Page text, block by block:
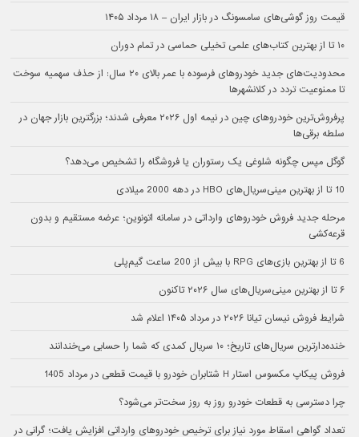
قیمت روز گوشی‌های سامسونگ در بازار ایران – ۱۸ مرداد ۱۴۰۵
۱۰ تا از بهترین کتاب‌های علمی تخیلی حماسی در تمام دوران
محدودیت‌های جدید خودروهای فرسوده با عمر بالای ۲۰ سال: از حذف سهمیه سوخت
تا ممنوعیت تردد در کلانشهرها
پرفروش‌ترین خودروهای چین در نیمه اول ۲۰۲۶ معرفی شدند؛ بزرگترین بازار جهان در
سلطه برقی‌ها
گوگل مپس چگونه شلوغی یک رستوران یا فروشگاه را تشخیص می‌دهد؟
10 تا از بهترین مینی‌سریال‌های HBO در دهه 2000 میلادی
مرحله جدید فروش خودروهای وارداتی در سامانه اتونوین؛ عرضه مستقیم و بدون
قرعه‌کشی
6 تا از بهترین بازی‌های RPG با بیش از 200 ساعت گیم‌پلی
۶ تا از بهترین مینی‌سریال‌های سال ۲۰۲۶ تاکنون
شرایط فروش نیسان تیانا ۲۰۲۶ در مرداد ۱۴۰۵ اعلام شد
خنده‌دارترین سریال‌های تاریخ؛ ۱۰ سریال کمدی که شما را حسابی می‌خندانند
فروش پیکاپ مکسوس استار H شتابران خودرو با قیمت قطعی در مرداد 1405
چرا دسترسی به قطعات خودرو روز به روز سخت‌تر می‌شود؟
تعداد گواهی اسقاط مورد نیاز برای ترخیص خودروهای وارداتی افزایش یافت؛ گرانی در